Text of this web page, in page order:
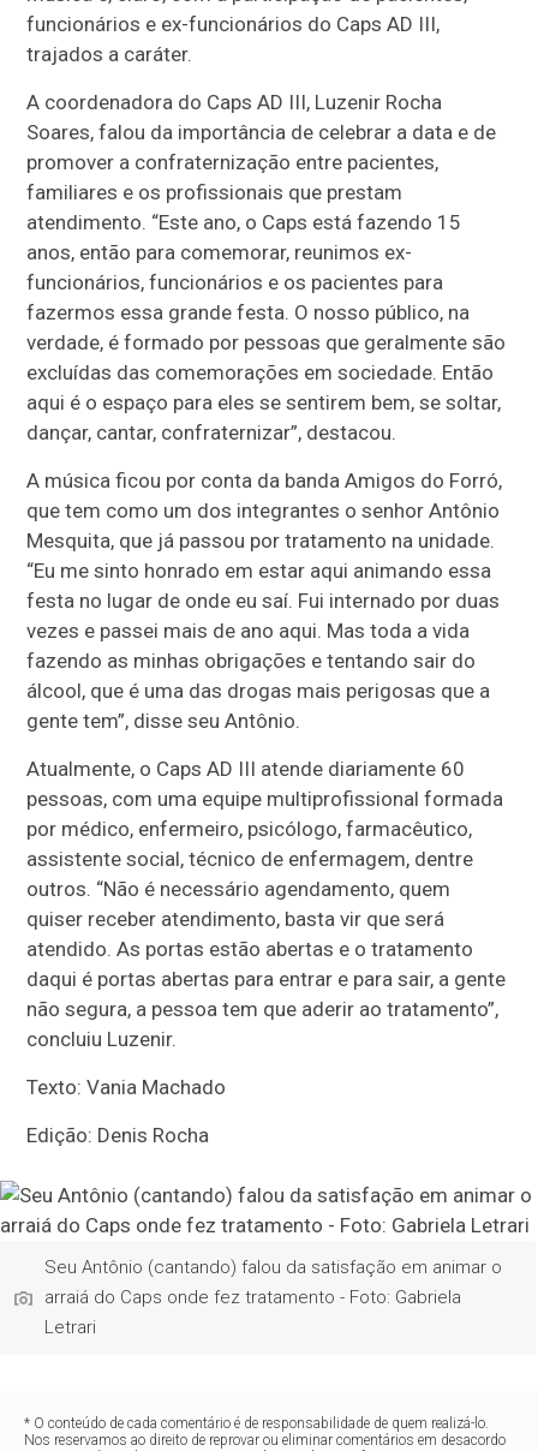
funcionários e ex-funcionários do Caps AD III,
trajados a caráter.
A coordenadora do Caps AD III, Luzenir Rocha
Soares, falou da importância de celebrar a data e de
promover a confraternização entre pacientes,
familiares e os profissionais que prestam
atendimento. “Este ano, o Caps está fazendo 15
anos, então para comemorar, reunimos ex-
funcionários, funcionários e os pacientes para
fazermos essa grande festa. O nosso público, na
verdade, é formado por pessoas que geralmente são
excluídas das comemorações em sociedade. Então
aqui é o espaço para eles se sentirem bem, se soltar,
dançar, cantar, confraternizar”, destacou.
A música ficou por conta da banda Amigos do Forró,
que tem como um dos integrantes o senhor Antônio
Mesquita, que já passou por tratamento na unidade.
“Eu me sinto honrado em estar aqui animando essa
festa no lugar de onde eu saí. Fui internado por duas
vezes e passei mais de ano aqui. Mas toda a vida
fazendo as minhas obrigações e tentando sair do
álcool, que é uma das drogas mais perigosas que a
gente tem”, disse seu Antônio.
Atualmente, o Caps AD III atende diariamente 60
pessoas, com uma equipe multiprofissional formada
por médico, enfermeiro, psicólogo, farmacêutico,
assistente social, técnico de enfermagem, dentre
outros. “Não é necessário agendamento, quem
quiser receber atendimento, basta vir que será
atendido. As portas estão abertas e o tratamento
daqui é portas abertas para entrar e para sair, a gente
não segura, a pessoa tem que aderir ao tratamento”,
concluiu Luzenir.
Texto: Vania Machado
Edição: Denis Rocha
Seu Antônio (cantando) falou da satisfação em animar o
arraiá do Caps onde fez tratamento - Foto: Gabriela
Letrari
* O conteúdo de cada comentário é de responsabilidade de quem realizá-lo.
Nos reservamos ao direito de reprovar ou eliminar comentários em desacordo